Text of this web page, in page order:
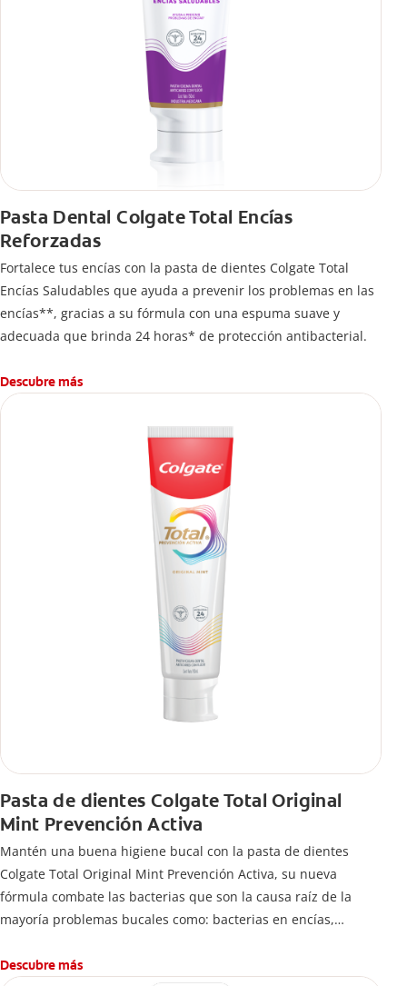
Pasta Dental Colgate Total Encías
Reforzadas
Fortalece tus encías con la pasta de dientes Colgate Total
Encías Saludables que ayuda a prevenir los problemas en las
encías**, gracias a su fórmula con una espuma suave y
adecuada que brinda 24 horas* de protección antibacterial.
Descubre más
Pasta de dientes Colgate Total Original
Mint Prevención Activa
Mantén una buena higiene bucal con la pasta de dientes
Colgate Total Original Mint Prevención Activa, su nueva
fórmula combate las bacterias que son la causa raíz de la
mayoría problemas bucales como: bacterias en encías,
caries.
Descubre más